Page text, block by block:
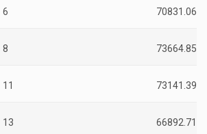
6 70831.06
8 73664.85
11 73141.39
13 66892.71